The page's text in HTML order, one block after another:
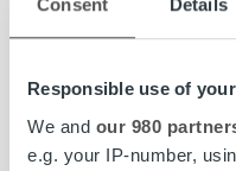
Consent Details
Responsible use of
We and our 980
e.g. your IP-number,
Puhelinpalvelussa